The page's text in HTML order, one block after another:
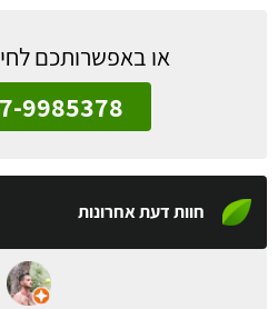
או באפשרותכם
9985378
חוות דעת אחרונות